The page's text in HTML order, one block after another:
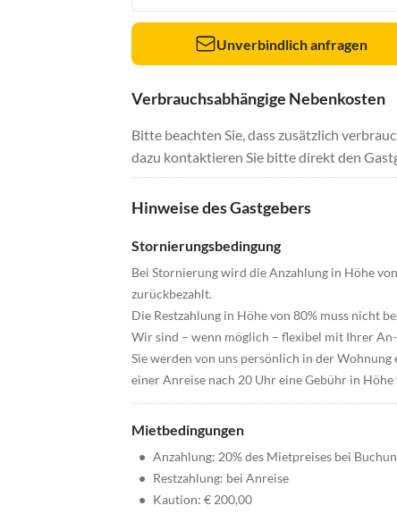
Unverbindlich anfragen
Verbrauchsabhängige Nebenkosten
Bitte beachten Sie, dass zusätzlich
dazu kontaktieren Sie bitte direkt den
Hinweise des Gastgebers
Stornierungsbedingung
Bei Stornierung wird die Anzahlung in Höhe
zurückbezahlt.
Die Restzahlung in Höhe von 80% muss nicht
Wir sind – wenn möglich – flexibel mit Ihrer
Sie werden von uns persönlich in der Wohnung
einer Anreise nach 20 Uhr eine Gebühr in
Mietbedingungen
• Anzahlung: 20% des Mietpreises bei
• Restzahlung: bei Anreise
• Kaution: € 200,00